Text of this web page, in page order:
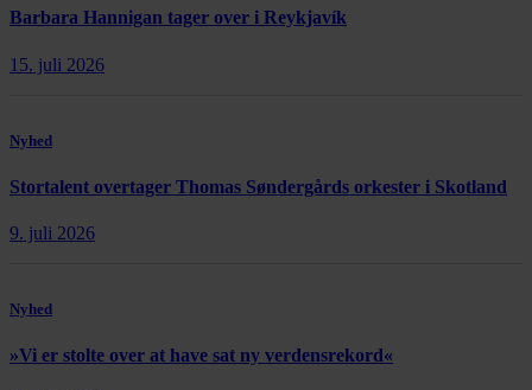
Barbara Hannigan tager over i Reykjavík
15. juli 2026
Nyhed
Stortalent overtager Thomas Søndergårds orkester i Skotland
9. juli 2026
Nyhed
»Vi er stolte over at have sat ny verdensrekord«